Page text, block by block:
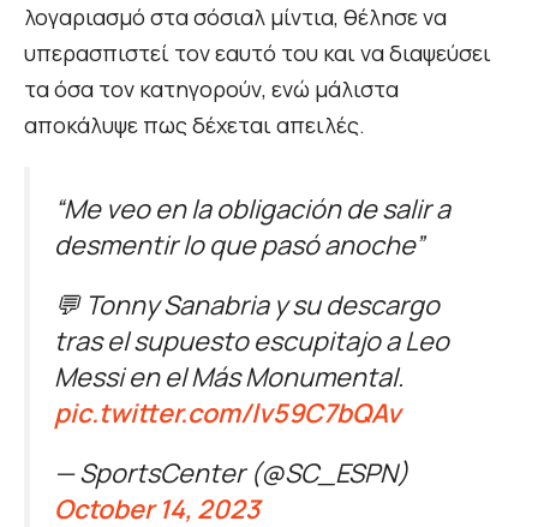
λογαριασμό στα σόσιαλ μίντια, θέλησε να
υπερασπιστεί τον εαυτό του και να διαψεύσει
τα όσα τον κατηγορούν, ενώ μάλιστα
αποκάλυψε πως δέχεται απειλές.
“Me veo en la obligación de salir a
desmentir lo que pasó anoche”
💬 Tonny Sanabria y su descargo
tras el supuesto escupitajo a Leo
Messi en el Más Monumental.
pic.twitter.com/lv59C7bQAv
— SportsCenter (@SC_ESPN)
October 14, 2023